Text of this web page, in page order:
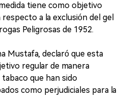
tiene como objetivo
a la exclusión del gel
Peligrosas de 1952.
Mustafa, declaró que esta
regular de manera
que han sido
como perjudiciales para la